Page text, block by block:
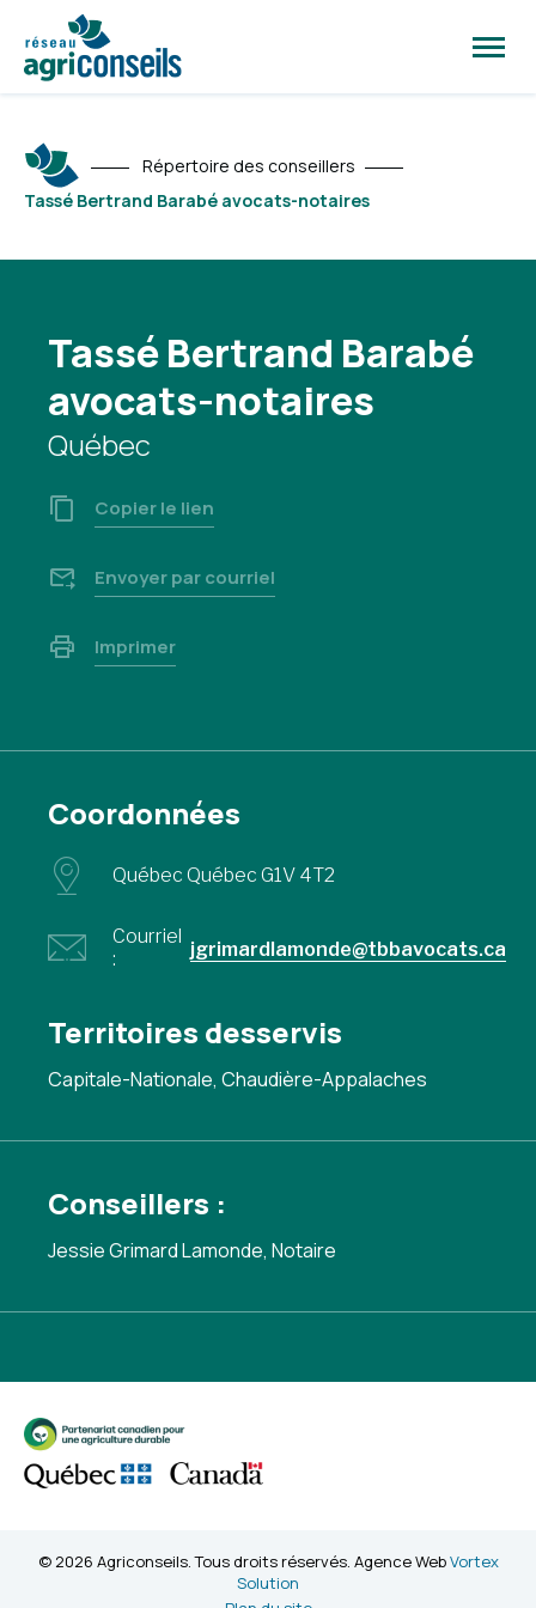
la
Répertoire des conseillers
Tassé Bertrand Barabé avocats-notaires
Tassé Bertrand Barabé
avocats-notaires
Québec
Copier le lien
Envoyer par courriel
Imprimer
Coordonnées
Québec Québec G1V 4T2
Courriel
:
jgrimardlamonde@tbbavocats.ca
Territoires desservis
Capitale-Nationale, Chaudière-Appalaches
Conseillers :
Jessie Grimard Lamonde, Notaire
© 2026 Agriconseils. Tous droits réservés. Agence WebVortex
Solution